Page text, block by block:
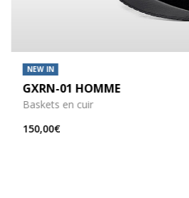
NEW IN
GXRN-01 HOMME
Baskets en cuir
150,00€